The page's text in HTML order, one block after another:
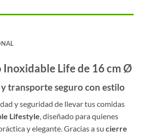
Inoxidable Life de 16 cm Ø
transporte seguro con estilo
y seguridad de llevar tus comidas
Lifestyle, diseñado para quienes
y elegante. Gracias a su cierre